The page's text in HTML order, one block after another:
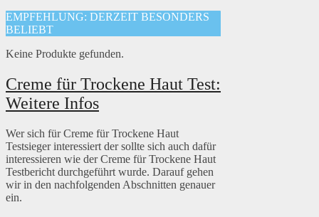
EMPFEHLUNG: DERZEIT BESONDERS
BELIEBT
Keine Produkte gefunden.
Creme für Trockene Haut Test:
Weitere Infos
Wer sich für Creme für Trockene Haut
Testsieger interessiert der sollte sich auch dafür
interessieren wie der Creme für Trockene Haut
Testbericht durchgeführt wurde. Darauf gehen
wir in den nachfolgenden Abschnitten genauer
ein.